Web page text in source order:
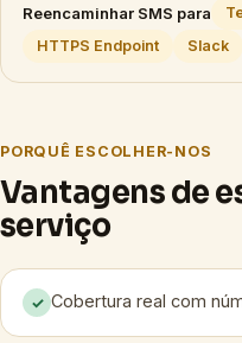
Reencaminhar SMS para
HTTPS Endpoint
Slack
PORQUÊ ESCOLHER-NOS
Vantagens de
serviço
✓ Cobertura real com